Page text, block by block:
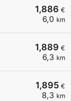
1,886 €
6,0 km
1,889 €
6,3 km
1,895 €
8,3 km